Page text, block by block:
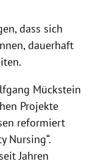
dass sich
dauerhaft
Mückstein
Projekte
reformiert
Nursing“.
Jahren